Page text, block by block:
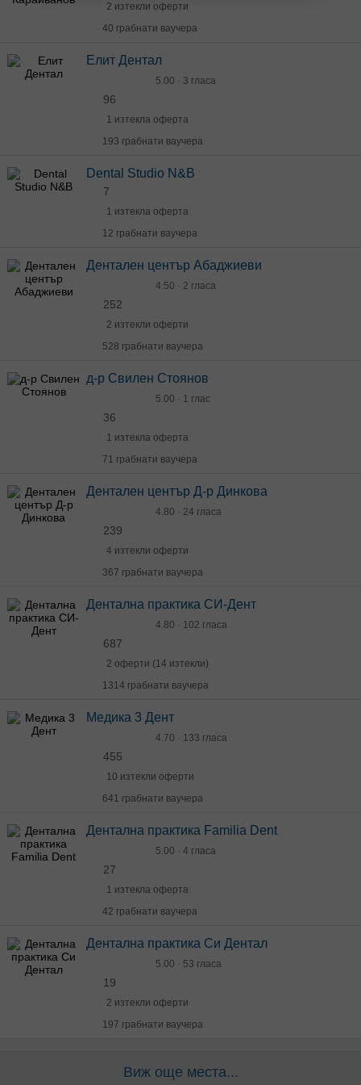
2 изтекли оферти
40 грабнати ваучера
Елит Дентал
5.00 · 3 гласа
96
1 изтекла оферта
193 грабнати ваучера
Dental Studio N&B
7
1 изтекла оферта
12 грабнати ваучера
Дентален център Абаджиеви
4.50 · 2 гласа
252
2 изтекли оферти
528 грабнати ваучера
д-р Свилен Стоянов
5.00 · 1 глас
36
1 изтекла оферта
71 грабнати ваучера
Дентален център Д-р Динкова
4.80 · 24 гласа
239
4 изтекли оферти
367 грабнати ваучера
Дентална практика СИ-Дент
4.80 · 102 гласа
687
2 оферти (14 изтекли)
1314 грабнати ваучера
Медика 3 Дент
4.70 · 133 гласа
455
10 изтекли оферти
641 грабнати ваучера
Дентална практика Familia Dent
5.00 · 4 гласа
27
1 изтекла оферта
42 грабнати ваучера
Дентална практика Си Дентал
5.00 · 53 гласа
19
2 изтекли оферти
197 грабнати ваучера
Виж още места...